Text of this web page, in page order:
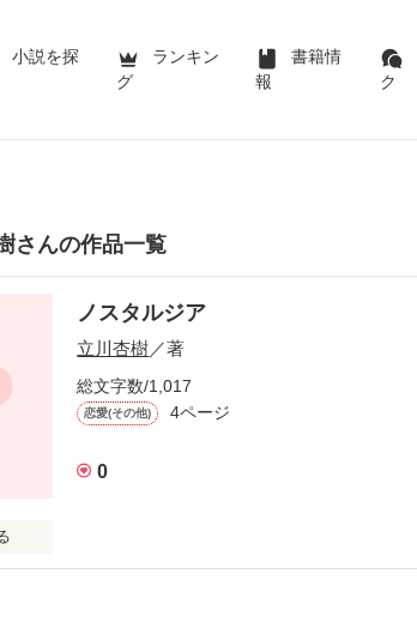
小説を探
ランキン
グ
書籍情
報
ク
さんの作品一覧
ノスタルジア
立川杏樹／著
総文字数/1,017
恋愛(その他) 4ページ
0